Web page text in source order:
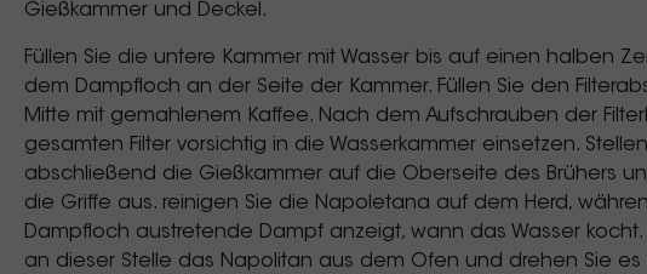
Gießkammer und Deckel.
Füllen Sie die untere Kammer mit Wasser bis auf einen halben
dem Dampfloch an der Seite der Kammer. Füllen Sie den
Mitte mit gemahlenem Kaffee. Nach dem Aufschrauben der
gesamten Filter vorsichtig in die Wasserkammer einsetzen.
abschließend die Gießkammer auf die Oberseite des Brühers
die Griffe aus. reinigen Sie die Napoletana auf dem Herd,
Dampfloch austretende Dampf anzeigt, wann das Wasser kocht.
an dieser Stelle das Napolitan aus dem Ofen und drehen Sie es